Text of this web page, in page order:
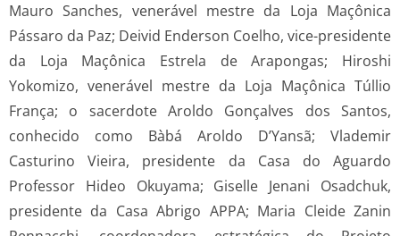
Mauro Sanches, venerável mestre da Loja Maçônica
Pássaro da Paz; Deivid Enderson Coelho, vice-presidente
da Loja Maçônica Estrela de Arapongas; Hiroshi
Yokomizo, venerável mestre da Loja Maçônica Túllio
França; o sacerdote Aroldo Gonçalves dos Santos,
conhecido como Bàbá Aroldo D’Yansã; Vlademir
Casturino Vieira, presidente da Casa do Aguardo
Professor Hideo Okuyama; Giselle Jenani Osadchuk,
presidente da Casa Abrigo APPA; Maria Cleide Zanin